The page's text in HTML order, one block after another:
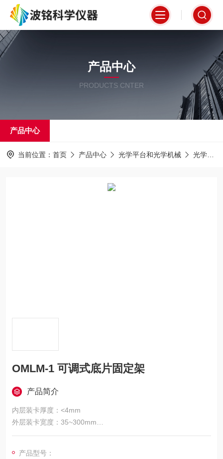
产品中心
PRODUCTS CNTER
产品中心
当前位置： 首页 产品中心 光学平台和光学机械 光学调整架
OMLM-1 可调式底片固定架
产品简介
内层装卡厚度：<4mm
外层装卡宽度：35~300mm
外层装卡厚度：<2mm
产品型号：